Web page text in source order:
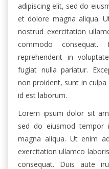
adipiscing elit, sed do
et dolore magna aliqua.
nostrud exercitation
commodo
reprehenderit in
fugiat nulla pariatur.
non proident, sunt in
id est laborum.
Lorem ipsum dolor sit
sed do eiusmod tempor
magna aliqua. Ut enim
exercitation ullamco
consequat. Duis aute